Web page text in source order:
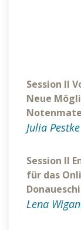
Session II
Neue
Julia Pestke
Session II
für das
Lena